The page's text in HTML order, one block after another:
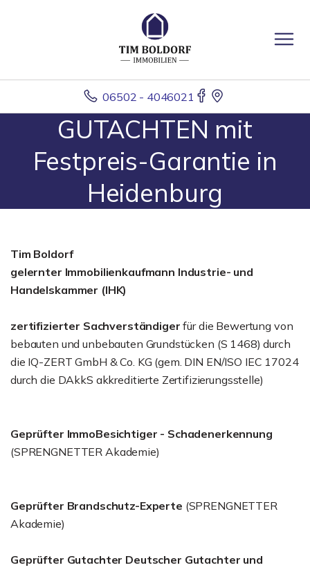
06502 - 4046021
GUTACHTEN mit
Festpreis-Garantie in
Heidenburg
Tim Boldorf
gelernter Immobilienkaufmann Industrie- und
Handelskammer (IHK)
zertifizierter Sachverständiger für die Bewertung von
bebauten und unbebauten Grundstücken (S 1468) durch
die IQ-ZERT GmbH & Co. KG (gem. DIN EN/ISO IEC 17024
durch die DAkkS akkreditierte Zertifizierungsstelle)
Geprüfter ImmoBesichtiger - Schadenerkennung
(SPRENGNETTER Akademie)
Geprüfter Brandschutz-Experte (SPRENGNETTER
Akademie)
Geprüfter Gutachter Deutscher Gutachter und